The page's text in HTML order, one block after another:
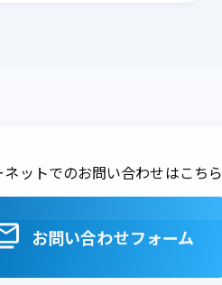
ネットでのお問い合わせはこちら
お問い合わせフォーム